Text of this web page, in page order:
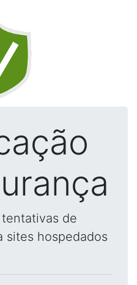
de
sites hospedados